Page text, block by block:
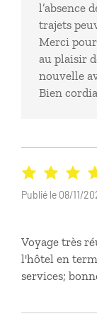
l’absence
trajets
Merci
au plaisir
nouvelle
Bien
Voyage très
l'hôtel en
services;
Publié le 08/11/